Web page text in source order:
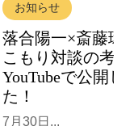
お知らせ
落合陽一×斎藤環
こもり対談の考
YouTubeで公開し
た！
7月30日...